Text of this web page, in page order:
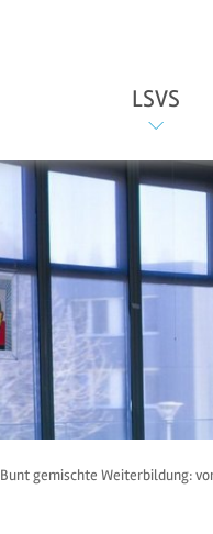
LSVS
Bunt gemischte Weiterbildung: